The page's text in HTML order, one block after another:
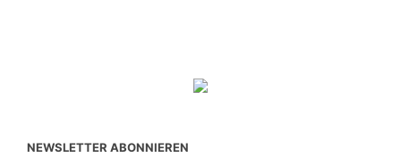
NEWSLETTER ABONNIEREN